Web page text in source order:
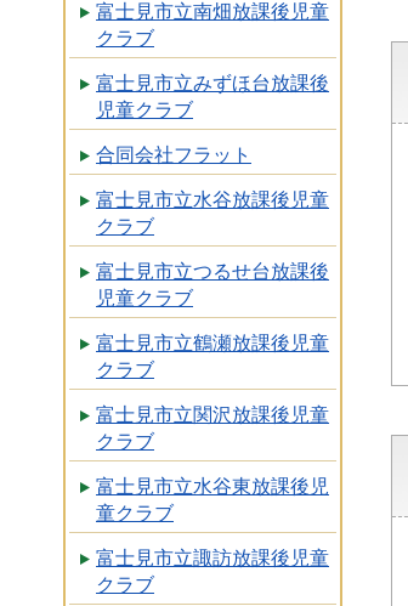
富士見市立南畑放課後児童
クラブ
富士見市立みずほ台放課後
児童クラブ
合同会社フラット
富士見市立水谷放課後児童
クラブ
富士見市立つるせ台放課後
児童クラブ
富士見市立鶴瀬放課後児童
クラブ
富士見市立関沢放課後児童
クラブ
富士見市立水谷東放課後児
童クラブ
富士見市立諏訪放課後児童
クラブ